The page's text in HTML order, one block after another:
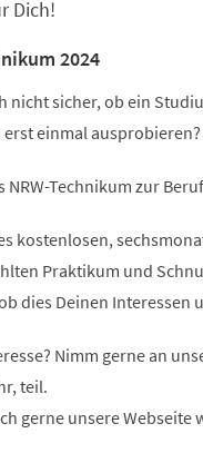
Dich!
2024
nicht sicher, ob ein
erst einmal ausprobieren?
NRW-Technikum zur
kostenlosen,
Praktikum und
dies Deinen Interessen
Nimm gerne an
teil.
gerne unsere